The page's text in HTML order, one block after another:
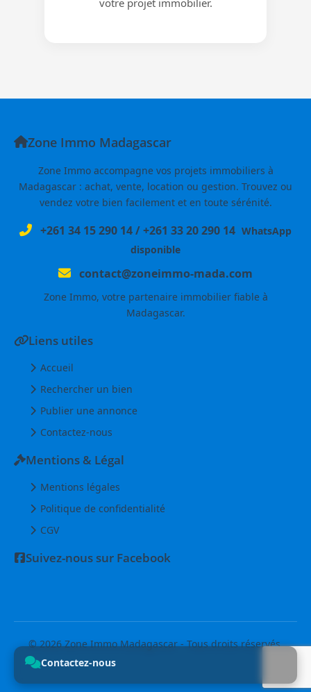
Zone Immo Madagascar
Zone Immo accompagne vos projets immobiliers à
Madagascar : achat, vente, location ou gestion. Trouvez ou
vendez votre bien facilement et en toute sérénité.
+261 34 15 290 14/+261 33 20 290 14 WhatsApp
disponible
contact@zoneimmo-mada.com
Zone Immo, votre partenaire immobilier fiable à
Madagascar.
Liens utiles
Accueil
Rechercher un bien
Publier une annonce
Contactez-nous
Mentions & Légal
Mentions légales
Politique de confidentialité
CGV
Suivez-nous sur Facebook
© 2026 Zone Immo Madagascar - Tous droits réservés.
Contactez-nous